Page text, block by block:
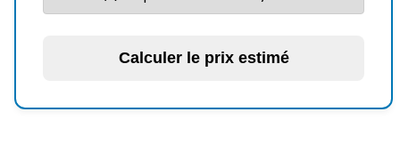
Calculer le prix estimé